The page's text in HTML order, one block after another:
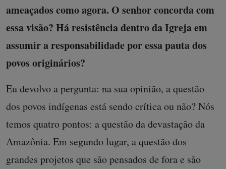
ameaçados como agora. O senhor concorda com
essa visão? Há resistência dentro da Igreja em
assumir a responsabilidade por essa pauta dos
povos originários?
Eu devolvo a pergunta: na sua opinião, a questão
dos povos indígenas está sendo crítica ou não? Nós
temos quatro pontos: a questão da devastação da
Amazônia. Em segundo lugar, a questão dos
grandes projetos que são pensados de fora e são